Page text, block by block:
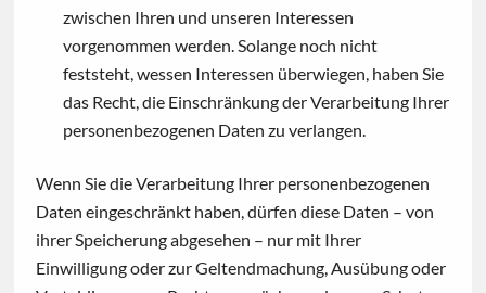
zwischen Ihren und unseren Interessen
vorgenommen werden. Solange noch nicht
feststeht, wessen Interessen überwiegen, haben Sie
das Recht, die Einschränkung der Verarbeitung Ihrer
personenbezogenen Daten zu verlangen.
Wenn Sie die Verarbeitung Ihrer personenbezogenen
Daten eingeschränkt haben, dürfen diese Daten – von
ihrer Speicherung abgesehen – nur mit Ihrer
Einwilligung oder zur Geltendmachung, Ausübung oder